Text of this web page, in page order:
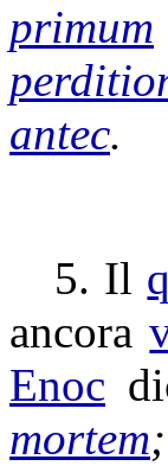
primum
antec.
5. Il
ancora
Enoc
mortem